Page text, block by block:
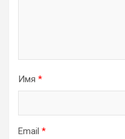
Имя *
Email *